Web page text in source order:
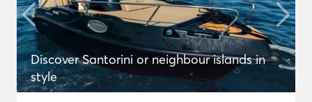
Discover Santorini or neighbour islands in
style